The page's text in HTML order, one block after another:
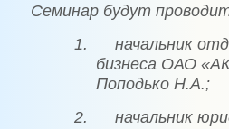
Семинар будут
1. начальник
бизнеса ОАО
Поподько Н.А.;
2. начальник